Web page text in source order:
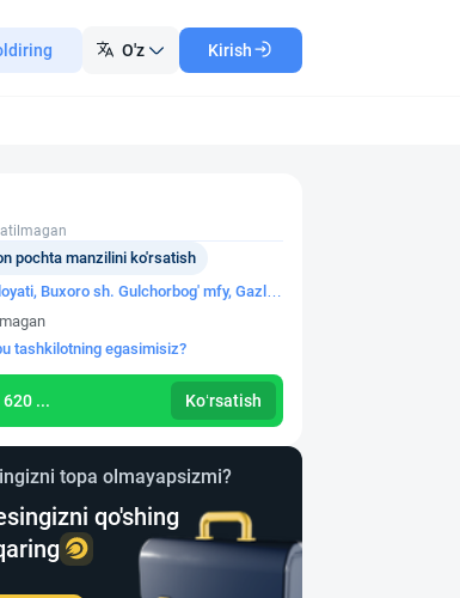
O'z Kirish
Buxoro sh. Gulchorbog' mfy, Gazli
10-uy
pochta manzilini ko'rsatish
tashkilotning egasimisiz?
... Ko‘rsatish
topa olmayapsizmi?
qo'shing